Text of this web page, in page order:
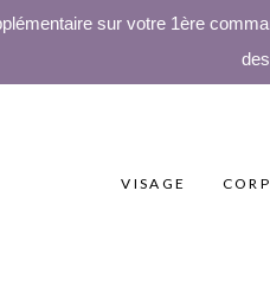
sur votre 1ère
VISAGE